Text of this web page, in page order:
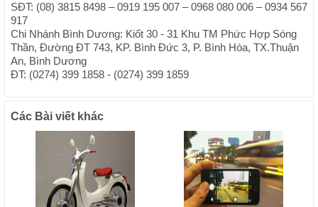
SĐT: (08) 3815 8498 – 0919 195 007 – 0968 080 006 – 0934 567
917
Chi Nhánh Bình Dương: Kiốt 30 - 31 Khu TM Phức Hợp Sóng
Thần, Đường ĐT 743, KP. Bình Đức 3, P. Bình Hòa, TX.Thuận
An, Bình Dương
ĐT: (0274) 399 1858 - (0274) 399 1859
Các Bài viết khác